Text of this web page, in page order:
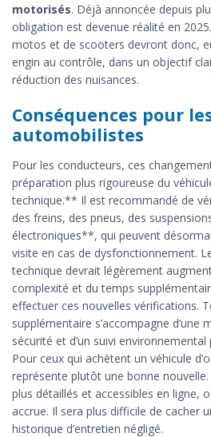
motorisés. Déjà annoncée depuis
obligation est devenue réalité en
motos et de scooters devront donc,
engin au contrôle, dans un objectif
réduction des nuisances.
Conséquences pour
automobilistes
Pour les conducteurs, ces
préparation plus rigoureuse du
technique.** Il est recommandé de
des freins, des pneus, des
électroniques**, qui peuvent
visite en cas de dysfonctionnement.
technique devrait légèrement
complexité et du temps
effectuer ces nouvelles vérifications.
supplémentaire s’accompagne d’une
sécurité et d’un suivi environnemental
Pour ceux qui achètent un véhicule
représente plutôt une bonne
plus détaillés et accessibles en ligne,
accrue. Il sera plus difficile de cacher
historique d’entretien négligé.